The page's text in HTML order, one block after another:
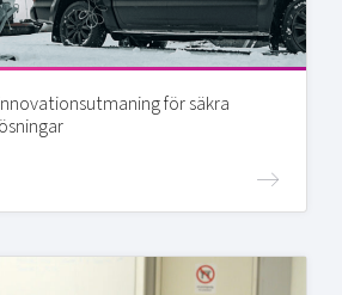
för säkra